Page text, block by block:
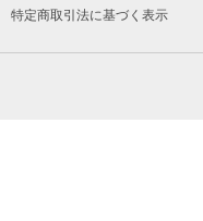
特定商取引法に基づく表示